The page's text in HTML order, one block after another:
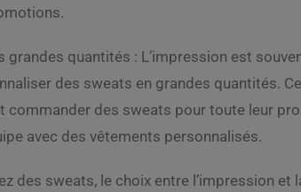
grandes quantités : L’impression est
des sweats en grandes quantités.
commander des sweats pour toute leur
avec des vêtements personnalisés.
des sweats, le choix entre l’impression